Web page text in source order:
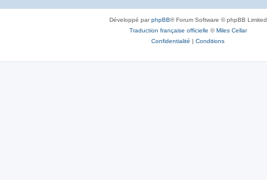
Développé parphpBB® Forum Software © phpBB Limited
Traduction française officielle ©Miles Cellar
Confidentialité | Conditions